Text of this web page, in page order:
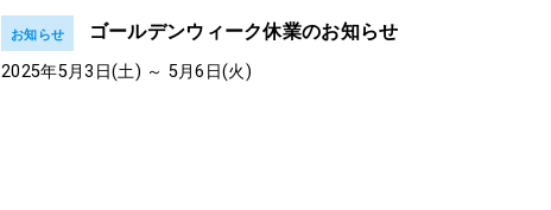
お知らせ ゴールデンウィーク休業のお知らせ
2025年5月3日(土) ～ 5月6日(火)